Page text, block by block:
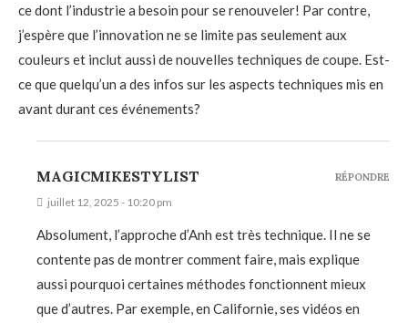
ce dont l’industrie a besoin pour se renouveler! Par contre,
j’espère que l’innovation ne se limite pas seulement aux
couleurs et inclut aussi de nouvelles techniques de coupe. Est-
ce que quelqu’un a des infos sur les aspects techniques mis en
avant durant ces événements?
MAGICMIKESTYLIST
juillet 12, 2025 - 10:20 pm
Absolument, l’approche d’Anh est très technique. Il ne se
contente pas de montrer comment faire, mais explique
aussi pourquoi certaines méthodes fonctionnent mieux
que d’autres. Par exemple, en Californie, ses vidéos en
RÉPONDRE